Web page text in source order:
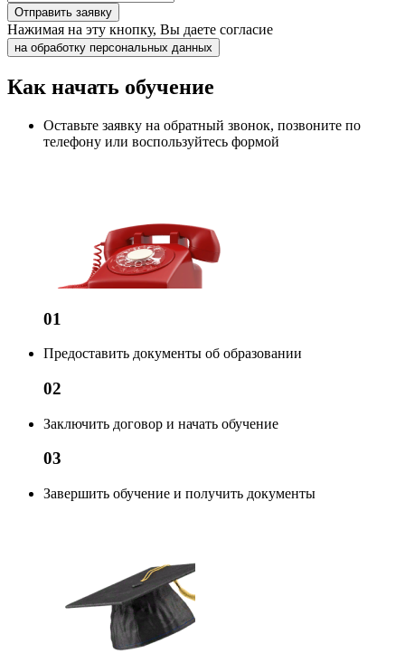
Отправить заявку
Нажимая на эту кнопку, Вы даете согласие
на обработку персональных данных
Как начать обучение
Оставьте заявку на обратный звонок, позвоните по
телефону или воспользуйтесь формой
01
Предоставить документы об образовании
02
Заключить договор и начать обучение
03
Завершить обучение и получить документы